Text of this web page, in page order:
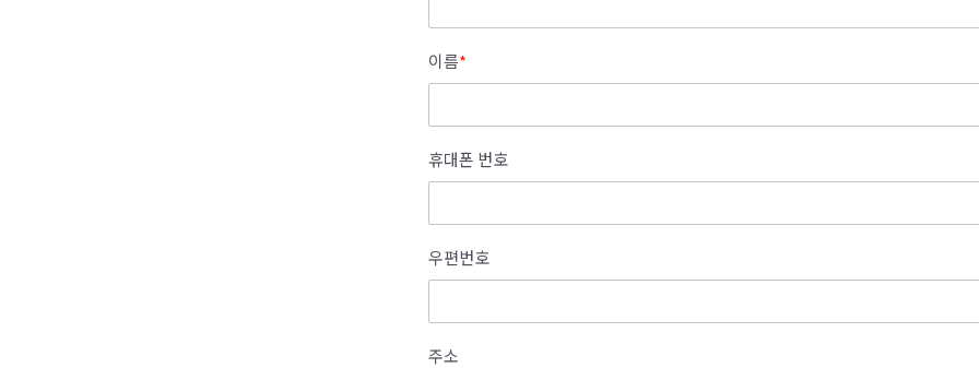
이름*
휴대폰 번호
우편번호
주소